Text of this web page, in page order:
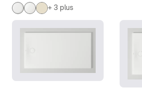
+ 3 plus